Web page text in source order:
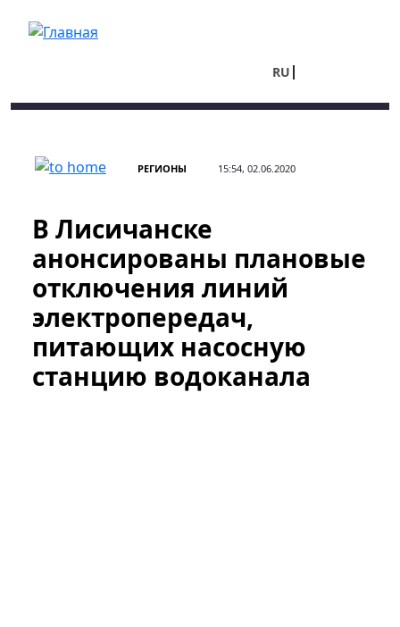
RU
РЕГИОНЫ 15:54, 02.06.2020
В Лисичанске
анонсированы плановые
отключения линий
электропередач,
питающих насосную
станцию водоканала